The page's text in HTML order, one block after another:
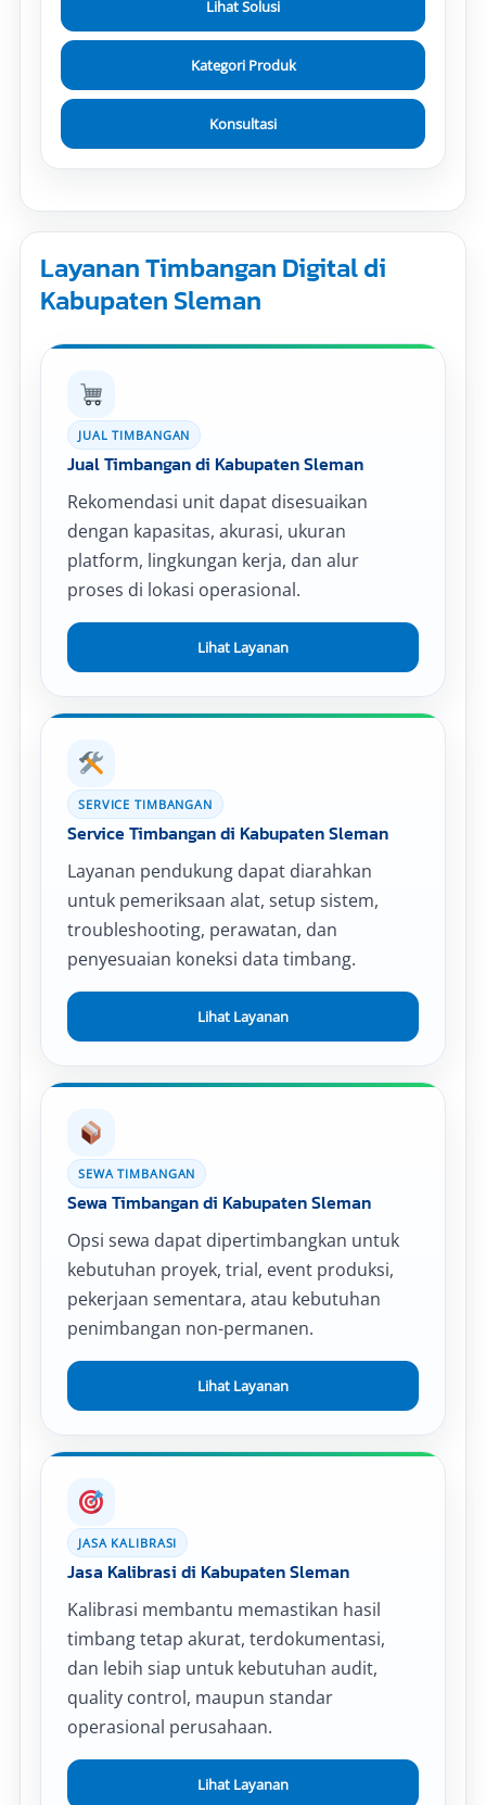
Lihat Solusi
Kategori Produk
Konsultasi
Layanan Timbangan Digital di
Kabupaten Sleman
JUAL TIMBANGAN
Jual Timbangan di Kabupaten Sleman
Rekomendasi unit dapat disesuaikan
dengan kapasitas, akurasi, ukuran
platform, lingkungan kerja, dan alur
proses di lokasi operasional.
Lihat Layanan
SERVICE TIMBANGAN
Service Timbangan di Kabupaten Sleman
Layanan pendukung dapat diarahkan
untuk pemeriksaan alat, setup sistem,
troubleshooting, perawatan, dan
penyesuaian koneksi data timbang.
Lihat Layanan
SEWA TIMBANGAN
Sewa Timbangan di Kabupaten Sleman
Opsi sewa dapat dipertimbangkan untuk
kebutuhan proyek, trial, event produksi,
pekerjaan sementara, atau kebutuhan
penimbangan non-permanen.
Lihat Layanan
JASA KALIBRASI
Jasa Kalibrasi di Kabupaten Sleman
Kalibrasi membantu memastikan hasil
timbang tetap akurat, terdokumentasi,
dan lebih siap untuk kebutuhan audit,
quality control, maupun standar
operasional perusahaan.
Lihat Layanan